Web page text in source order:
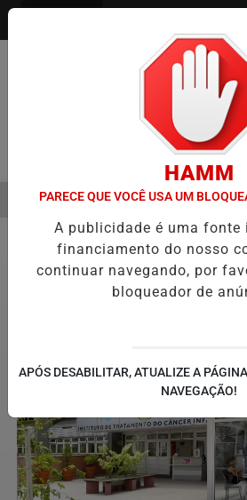
Pesquisar Notícia
É A VIRADA DO VAREJO ÓPTICO
EM ALTA
Notícias Corporativas
HAMM
PARECE QUE VOCÊ USA UM
A publicidade é uma fonte
financiamento do nosso
continuar navegando, por
bloqueador de
APÓS DESABILITAR, ATUALIZE A
NAVEGAÇÃO!